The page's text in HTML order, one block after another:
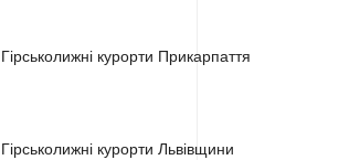
Гірськолижні курорти Прикарпаття
Гірськолижні курорти Львівщини